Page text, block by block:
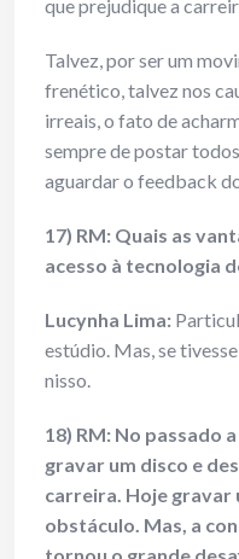
que prejudique a
Talvez, por ser um
frenético, talvez nos
irreais, o fato de
sempre de postar
aguardar o feedback
17) RM: Quais as
acesso à tecnologia
Lucynha Lima:
estúdio. Mas, se
nisso.
18) RM: No passado
gravar um disco e
carreira. Hoje gravar
obstáculo. Mas, a